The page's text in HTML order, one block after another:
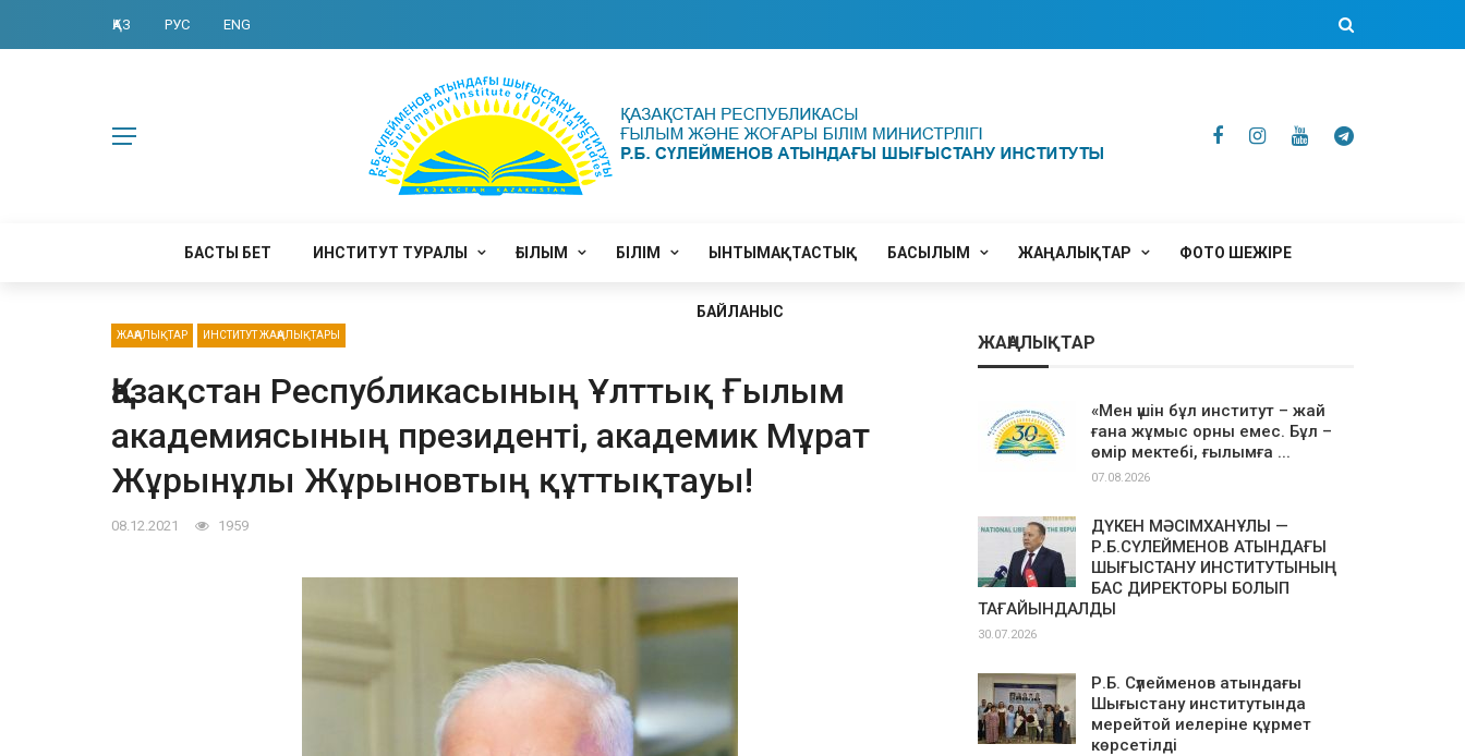
ҚАЗ РУС ENG
БАСТЫ БЕТ ИНСТИТУТ ТУРАЛЫ ҒЫЛЫМ БІЛІМ ЫНТЫМАҚТАСТЫҚ БАСЫЛЫМ ЖАҢАЛЫҚТАР ФОТО ШЕЖІРЕ
БАЙЛАНЫС
ЖАҢАЛЫҚТАР ИНСТИТУТ ЖАҢАЛЫҚТАРЫ
Қазақстан Республикасының Ұлттық Ғылым
академиясының президенті, академик Мұрат
Жұрынұлы Жұрыновтың құттықтауы!
08.12.2021 1959
ЖАҢАЛЫҚТАР
«Мен үшін бұл институт – жай
ғана жұмыс орны емес. Бұл –
өмір мектебі, ғылымға ...
07.08.2026
ДҮКЕН МӘСІМХАНҰЛЫ —
Р.Б.СҮЛЕЙМЕНОВ АТЫНДАҒЫ
ШЫҒЫСТАНУ ИНСТИТУТЫНЫҢ
БАС ДИРЕКТОРЫ БОЛЫП
ТАҒАЙЫНДАЛДЫ
30.07.2026
Р.Б. Сүлейменов атындағы
Шығыстану институтында
мерейтой иелеріне құрмет
көрсетілді